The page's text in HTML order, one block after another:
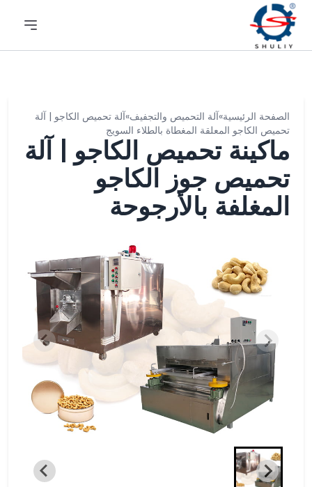
الصفحة الرئيسية»آلة التحميص والتجفيف»آلة تحميص الكاجو | آلة
تحميص الكاجو المعلقة المغطاة بالطلاء السويج
ماكينة تحميص الكاجو | آلة
تحميص جوز الكاجو
المغلفة بالأرجوحة